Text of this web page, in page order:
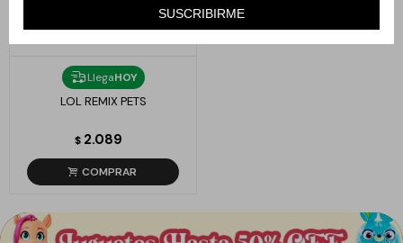
SUSCRIBIRME
LlegaHOY
LOL REMIX PETS
$ 2.089